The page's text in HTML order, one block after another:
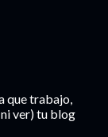
que trabajo,
ver) tu blog